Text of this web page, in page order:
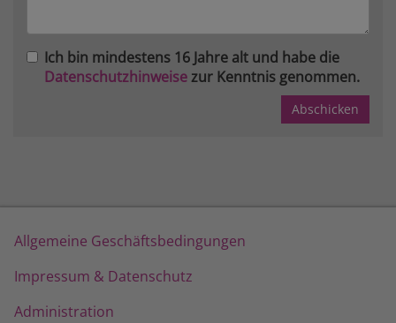
Ich bin mindestens 16 Jahre alt und habe die
Datenschutzhinweisezur Kenntnis genommen.
Allgemeine Geschäftsbedingungen
Impressum & Datenschutz
Administration